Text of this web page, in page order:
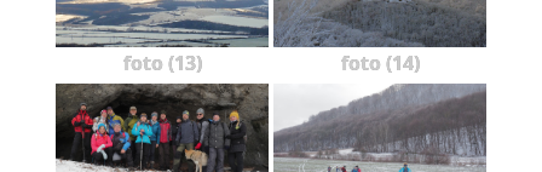
foto (13) foto (14)